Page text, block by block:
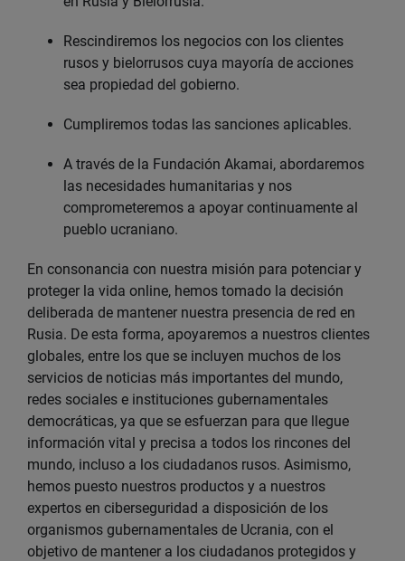
Rescindiremos los negocios con los clientes
rusos y bielorrusos cuya mayoría de acciones
sea propiedad del gobierno.
Cumpliremos todas las sanciones aplicables.
A través de la Fundación Akamai, abordaremos
las necesidades humanitarias y nos
comprometeremos a apoyar continuamente al
pueblo ucraniano.
En consonancia con nuestra misión para potenciar y
proteger la vida online, hemos tomado la decisión
deliberada de mantener nuestra presencia de red en
Rusia. De esta forma, apoyaremos a nuestros clientes
globales, entre los que se incluyen muchos de los
servicios de noticias más importantes del mundo,
redes sociales e instituciones gubernamentales
democráticas, ya que se esfuerzan para que llegue
información vital y precisa a todos los rincones del
mundo, incluso a los ciudadanos rusos. Asimismo,
hemos puesto nuestros productos y a nuestros
expertos en ciberseguridad a disposición de los
organismos gubernamentales de Ucrania, con el
objetivo de mantener a los ciudadanos protegidos y